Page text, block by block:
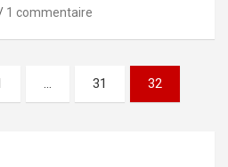
1 commentaire
… 31 32